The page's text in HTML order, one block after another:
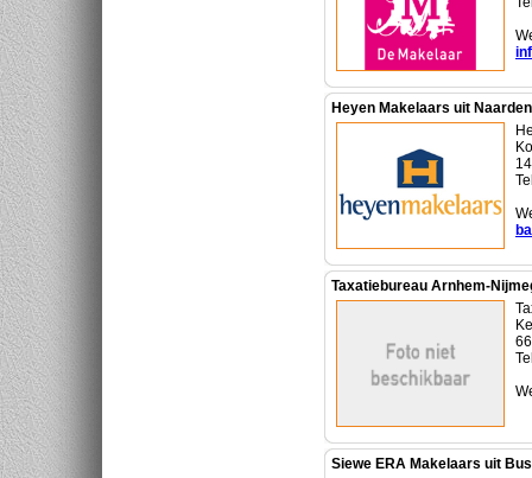
Heyen Makelaars uit Naarden
Taxatiebureau Arnhem-
Siewe ERA Makelaars uit